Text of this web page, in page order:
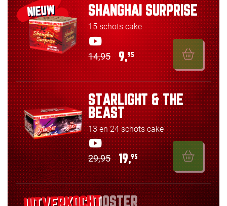
NIEUW SHANGHAI SURPRISE
15 schots cake
14,95 9,95
STARLIGHT & THE
BEAST
13 en 24 schots cake
29,95 19,95
BOOSTER